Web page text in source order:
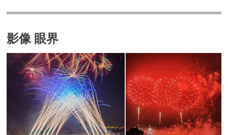
影像 眼界